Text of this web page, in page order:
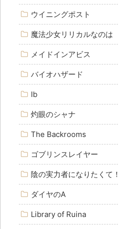
ウイニングポスト
魔法少女リリカルなのは
メイドインアビス
バイオハザード
Ib
灼眼のシャナ
The Backrooms
ゴブリンスレイヤー
陰の実力者になりたくて！
ダイヤのA
Library of Ruina